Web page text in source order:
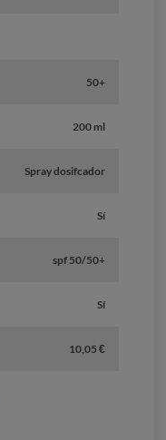
50+
200 ml
Spray dosifcador
Sí
spf 50/50+
Sí
10,05 €